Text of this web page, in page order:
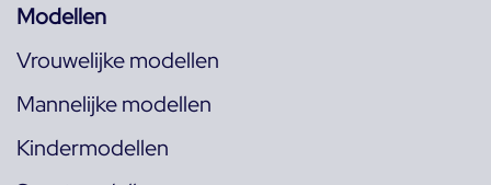
Modellen
Vrouwelijke modellen
Mannelijke modellen
Kindermodellen